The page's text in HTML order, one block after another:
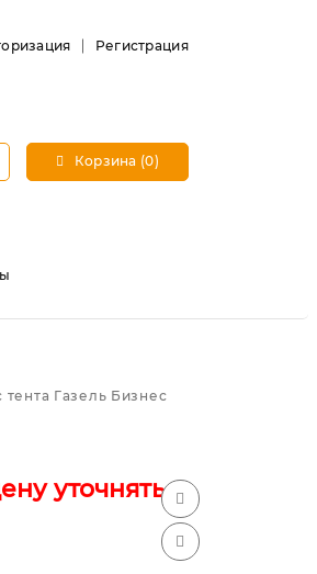
Регистрация
Корзина (0)
тента Газель Бизнес
уточнять